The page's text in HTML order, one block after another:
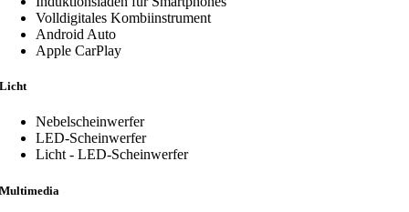
Volldigitales Kombiinstrument
Android Auto
Apple CarPlay
Licht
Nebelscheinwerfer
LED-Scheinwerfer
Licht - LED-Scheinwerfer
Multimedia